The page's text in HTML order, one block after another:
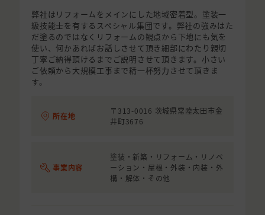
弊社はリフォームをメインにした地域密着型。塗装一
級技能士を有するスペシャル集団です。弊社の強みはた
だ塗るのではなくリフォームの観点から下地にも気を
使い、何かあればお話しさせて頂き細部にわたり親切
丁寧ご納得頂けるまでご説明させて頂きます。小さい
ご依頼から大規模工事まで精一杯努力させて頂きま
す。
所在地
〒313-0016 茨城県常陸太田市金
井町3676
事業内容
塗装・新築・リフォーム・リノベ
ーション・屋根・外装・内装・外
構・解体・その他